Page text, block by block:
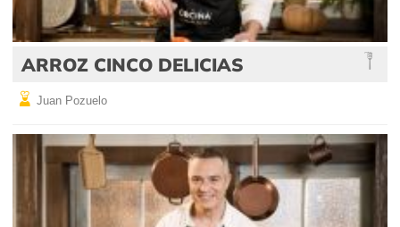
ARROZ CINCO DELICIAS
Juan Pozuelo